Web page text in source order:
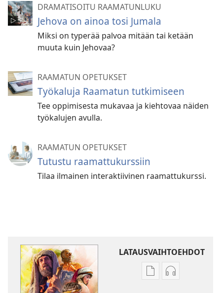
DRAMATISOITU RAAMATUNLUKU
Jehova on ainoa tosi Jumala
Miksi on typerää palvoa mitään tai ketään
muuta kuin Jehovaa?
RAAMATUN OPETUKSET
Työkaluja Raamatun tutkimiseen
Tee oppimisesta mukavaa ja kiehtovaa näiden
työkalujen avulla.
RAAMATUN OPETUKSET
Tutustu raamattukurssiin
Tilaa ilmainen interaktiivinen raamattukurssi.
LATAUSVAIHTOEHDOT
JulkaisujenÄänitteiden